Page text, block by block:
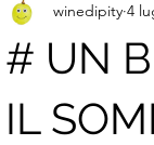
# UN
IL
winedipity 4